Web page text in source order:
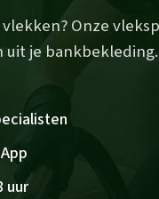
Onze
je
uur